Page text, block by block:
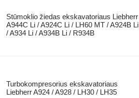
Stūmoklio žiedas ekskavatoriaus Liebherr
A944C Li / A924C Li / LH60 MT / A924B Li
/ A934 Li / A934B Li / R934B
Turbokompresorius ekskavatoriaus
Liebherr A924 / A928 / LH30 / LH35